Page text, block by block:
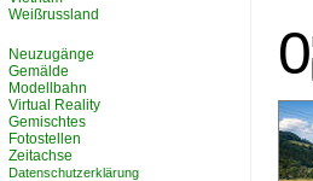
0
Weißrussland
Neuzugänge
Gemälde
Modellbahn
Virtual Reality
Gemischtes
Fotostellen
Zeitachse
Datenschutzerklärung